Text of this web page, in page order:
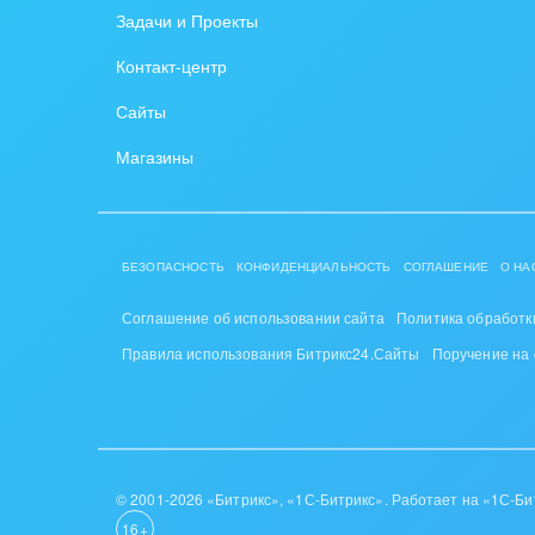
внедрения
Внедрение для медицины
Внедрение онлайн-
/ Интранета
Задачи и Проекты
Контакт-центр
Сайты
Магазины
БЕЗОПАСНОСТЬ КОНФИДЕНЦИАЛЬНОСТЬ СОГЛАШЕНИЕ О
Соглашение об использовании сайта
Политика
Правила использования Битрикс24.Сайты
Поручение на
© 2001-2026 «Битрикс», «1С-Битрикс». Работает на «1С-
16+